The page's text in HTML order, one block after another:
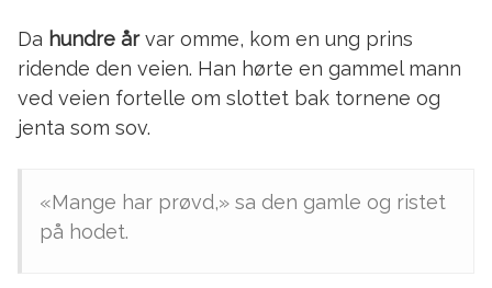
Da hundre årvar omme, kom en ung prins
ridende den veien. Han hørte en gammel mann
ved veien fortelle om slottet bak tornene og
jenta som sov.
«Mange har prøvd,» sa den gamle og ristet
på hodet.